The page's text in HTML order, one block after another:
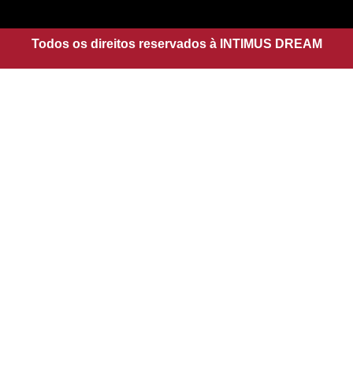
r
a
m
p
p
Todos os direitos reservados à INTIMUS DREAM